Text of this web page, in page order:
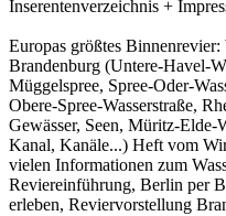
Inserentenverzeichnis +
Europas größtes
Brandenburg (Untere-Havel-
Müggelspree, Spree-Oder-
Obere-Spree-Wasserstraße,
Gewässer, Seen, Müritz-Elde-
Kanal, Kanäle...) Heft vom
vielen Informationen zum
Reviereinführung, Berlin per
erleben, Reviervorstellung